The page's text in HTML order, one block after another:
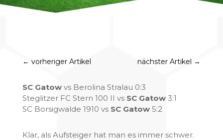
← vorheriger Artikel nächster Artikel →
SC Gatowvs Berolina Stralau 0:3
Steglitzer FC Stern 100 II vs SC Gatow3:1
SC Borsigwalde 1910 vs SC Gatow5:2
Klar, als Aufsteiger hat man es immer schwer.